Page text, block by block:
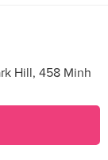
Hill, 458 Minh